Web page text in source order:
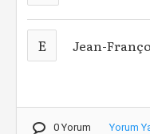
E Jean-
0 Yorum Yorum